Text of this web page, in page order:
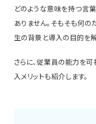
どのような意味を持つ言
ありません。そもそも何
生の背景と導入の目的を解
さらに、従業員の能力を
入メリットも紹介します。